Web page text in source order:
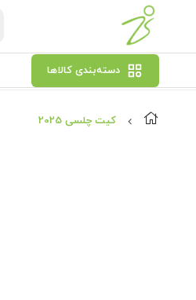
دسته‌بندی کالاها
کیت چلسی 2025